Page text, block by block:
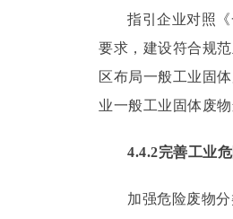
指引企业对照
要求，建设符合规
区布局一般工业固
业一般工业固体废
4.4.2完善工业
加强危险废物